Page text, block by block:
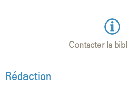
Contacter la
Rédaction